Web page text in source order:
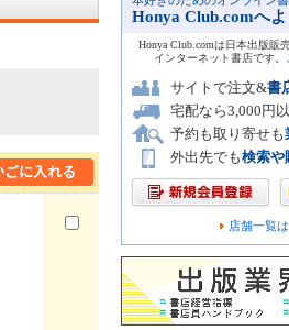
Honya Club.comへ
Honya Club.comは日本出版販
インターネット書店です。
サイトで注文&書
宅配なら3,000円
予約も取り寄せも
外出先でも検索や
店舗一覧